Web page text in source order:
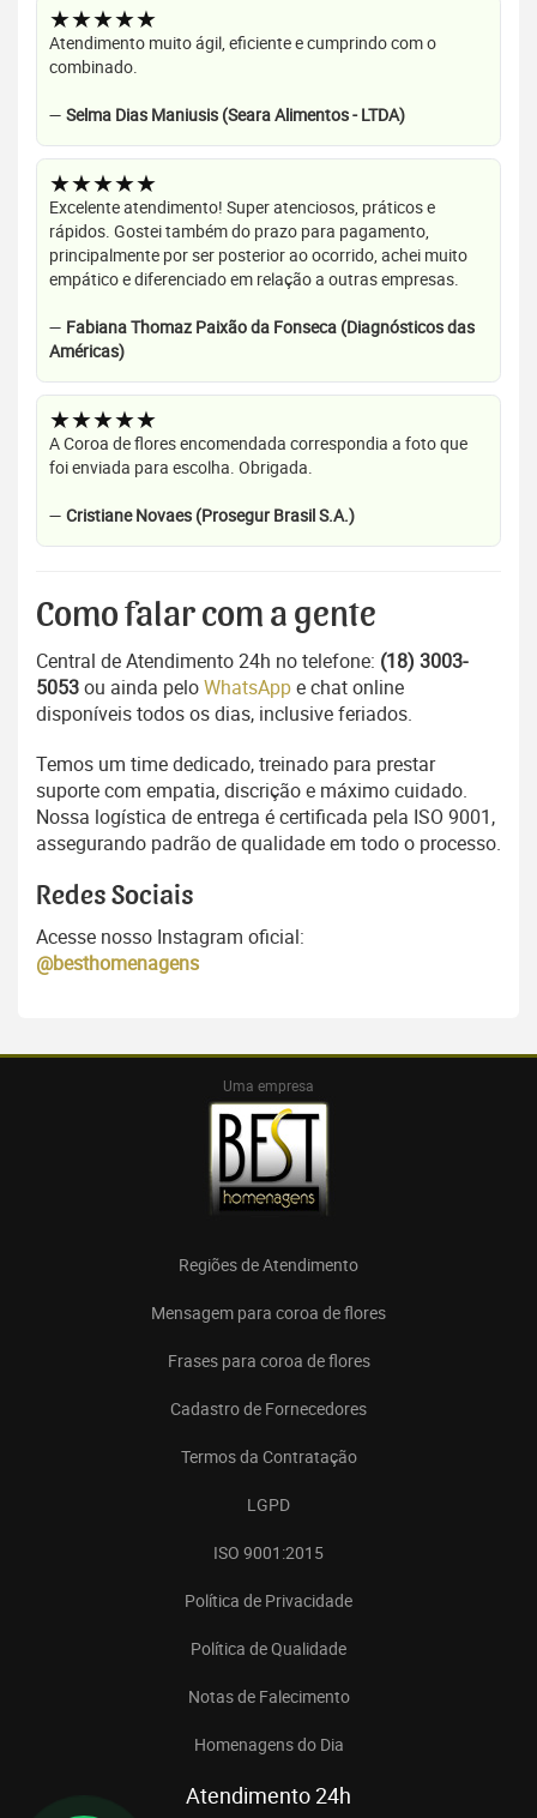
★★★★★
Atendimento muito ágil, eficiente e cumprindo com o
combinado.
— Selma Dias Maniusis (Seara Alimentos - LTDA)
★★★★★
Excelente atendimento! Super atenciosos, práticos e
rápidos. Gostei também do prazo para pagamento,
principalmente por ser posterior ao ocorrido, achei muito
empático e diferenciado em relação a outras empresas.
— Fabiana Thomaz Paixão da Fonseca (Diagnósticos das
Américas)
★★★★★
A Coroa de flores encomendada correspondia a foto que
foi enviada para escolha. Obrigada.
— Cristiane Novaes (Prosegur Brasil S.A.)
Como falar com a gente
Central de Atendimento 24h no telefone: (18) 3003-
5053ou ainda peloWhatsAppe chat online
disponíveis todos os dias, inclusive feriados.
Temos um time dedicado, treinado para prestar
suporte com empatia, discrição e máximo cuidado.
Nossa logística de entrega é certificada pela ISO 9001,
assegurando padrão de qualidade em todo o processo.
Redes Sociais
Acesse nosso Instagram oficial:
@besthomenagens
Uma empresa
Regiões de Atendimento
Mensagem para coroa de flores
Frases para coroa de flores
Cadastro de Fornecedores
Termos da Contratação
LGPD
ISO 9001:2015
Política de Privacidade
Política de Qualidade
Notas de Falecimento
Homenagens do Dia
Atendimento 24h